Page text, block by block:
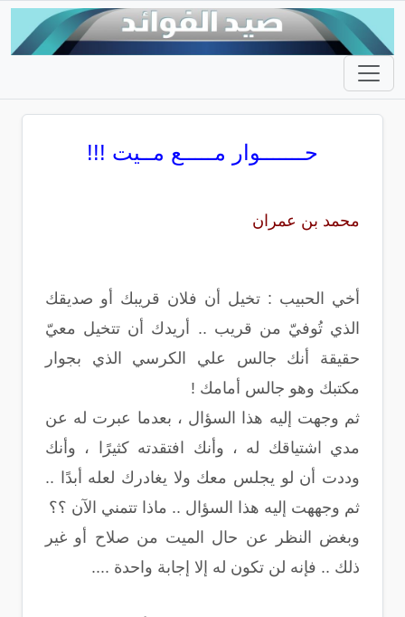
حـــــــوار مـــــع مــيت !!!
محمد بن عمران
أخي الحبيب : تخيل أن فلان قريبك أو صديقك
الذي تُوفيّ من قريب .. أريدك أن تتخيل معيّ
حقيقة أنك جالس علي الكرسي الذي بجوار
مكتبك وهو جالس أمامك !
ثم وجهت إليه هذا السؤال ، بعدما عبرت له عن
مدي اشتياقك له ، وأنك افتقدته كثيرًا ، وأنك
وددت أن لو يجلس معك ولا يغادرك لعله أبدًا ..
ثم وجههت إليه هذا السؤال .. ماذا تتمني الآن ؟؟
وبغض النظر عن حال الميت من صلاح أو غير
ذلك .. فإنه لن تكون له إلا إجابة واحدة ....